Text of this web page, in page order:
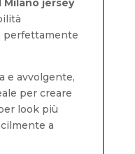
Milano jersey
perfettamente
e avvolgente,
per creare
look più
a